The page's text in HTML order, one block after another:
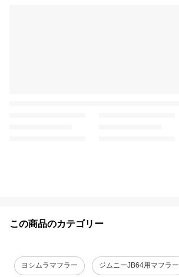
この商品のカテゴリー
ヨシムラマフラー ジムニーJB64用マフラー